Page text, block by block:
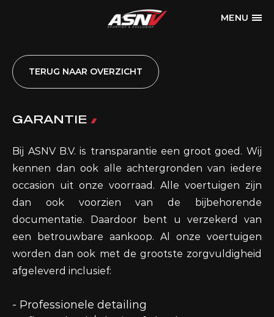
MENU
TERUG NAAR OVERZICHT
GARANTIE
Bij ASNV B.V. is transparantie een groot goed. Wij
kennen dan ook alle achtergronden van iedere
occasion uit onze voorraad. Alle voertuigen zijn
dan ook voorzien van de bijbehorende
documentatie. Daardoor bent u verzekerd van
een betrouwbare aankoop. Al onze voertuigen
worden dan ook met de grootste zorgvuldigheid
afgeleverd inclusief:
- Professionele detailing